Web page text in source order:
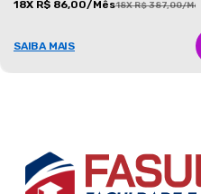
18X R$ 86,00/Mês18X R$ 387,00/Mês
SAIBA MAIS